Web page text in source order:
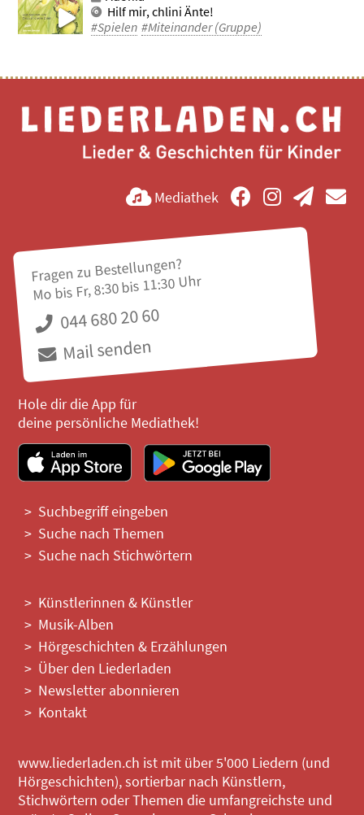
Hilf mir, chlini Änte!
#Spielen #Miteinander (Gruppe)
Mediathek
Fragen zu Bestellungen?
Mo bis Fr, 8:30 bis 11:30 Uhr
044 680 20 60
Mail senden
Hole dir die App für
deine persönliche Mediathek!
Suchbegriff eingeben
Suche nach Themen
Suche nach Stichwörtern
Künstlerinnen & Künstler
Musik-Alben
Hörgeschichten & Erzählungen
Über den Liederladen
Newsletter abonnieren
Kontakt
www.liederladen.ch ist mit über 5'000 Liedern (und
Hörgeschichten), sortierbar nach Künstlern,
Stichwörtern oder Themen die umfangreichste und